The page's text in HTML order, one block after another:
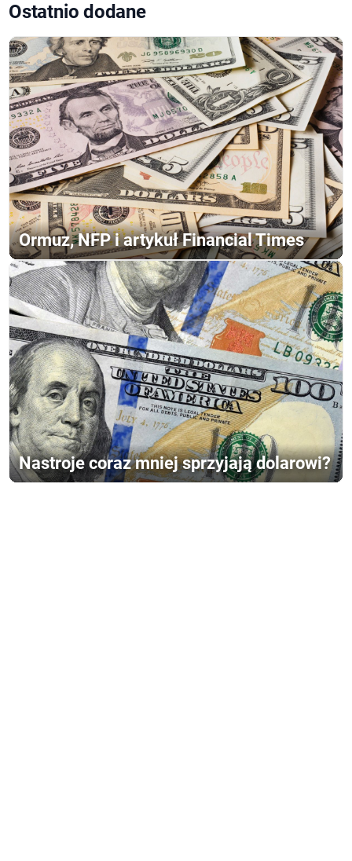
Ostatnio dodane
Ormuz, NFP i artykuł Financial Times
Nastroje coraz mniej sprzyjają dolarowi?